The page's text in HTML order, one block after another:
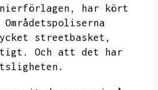
har kört
Områdetspoliserna
streetbasket,
Och att det har